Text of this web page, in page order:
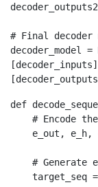
# Final decoder
decoder_model =
def
# Encode
e_out, e_h,
# Generate
target_seq